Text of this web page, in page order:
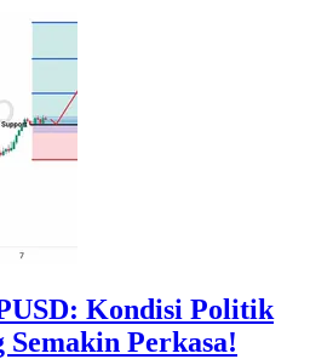
Kondisi Politik
Perkasa!